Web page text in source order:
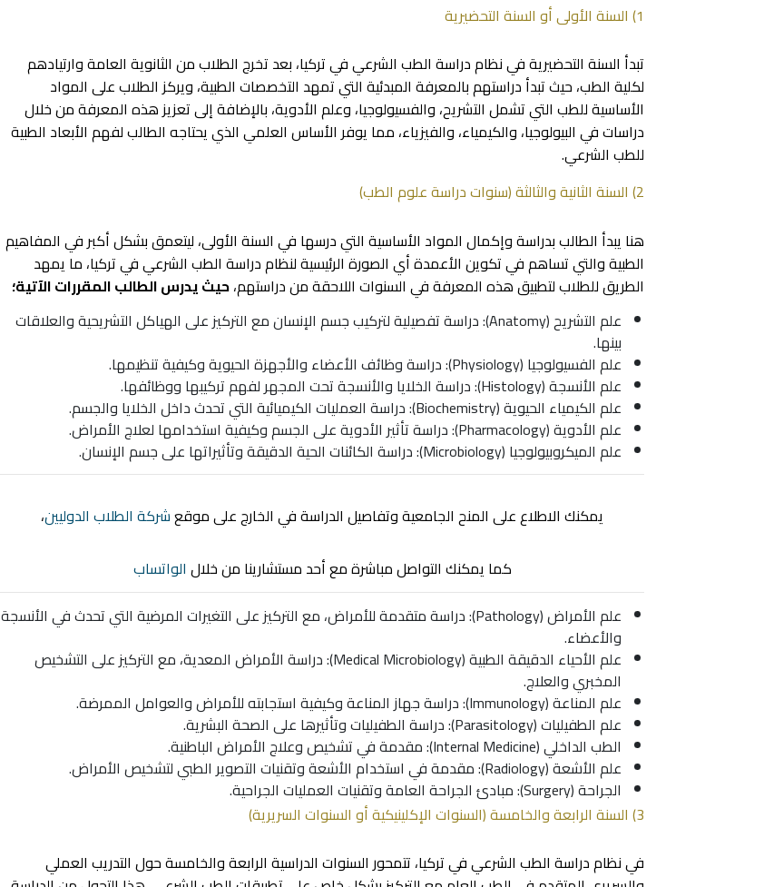
1) السنة الأولى أو السنة التحضيرية
تبدأ السنة التحضيرية في نظام دراسة الطب الشرعي في تركيا، بعد تخرج الطلاب من الثانوية العامة وارتيادهم
لكلية الطب، حيث تبدأ دراستهم بالمعرفة المبدئية التي تمهد التخصصات الطبية، ويركز الطلاب على المواد
الأساسية للطب التي تشمل التشريح، والفسيولوجيا، وعلم الأدوية، بالإضافة إلى تعزيز هذه المعرفة من خلال
دراسات في البيولوجيا، والكيمياء، والفيزياء، مما يوفر الأساس العلمي الذي يحتاجه الطالب لفهم الأبعاد الطبية
للطب الشرعي.
2) السنة الثانية والثالثة (سنوات دراسة علوم الطب)
هنا يبدأ الطالب بدراسة وإكمال المواد الأساسية التي درسها في السنة الأولى، ليتعمق بشكل أكبر في المفاهيم
الطبية والتي تساهم في تكوين الأعمدة أي الصورة الرئيسية لنظام دراسة الطب الشرعي في تركيا، ما يمهد
الطريق للطلاب لتطبيق هذه المعرفة في السنوات اللاحقة من دراستهم،حيث يدرس الطالب المقررات الآتية؛
علم التشريح (Anatomy): دراسة تفصيلية لتركيب جسم الإنسان مع التركيز على الهياكل التشريحية والعلاقات
بينها.
علم الفسيولوجيا (Physiology): دراسة وظائف الأعضاء والأجهزة الحيوية وكيفية تنظيمها.
علم الأنسجة (Histology): دراسة الخلايا والأنسجة تحت المجهر لفهم تركيبها ووظائفها.
علم الكيمياء الحيوية (Biochemistry): دراسة العمليات الكيميائية التي تحدث داخل الخلايا والجسم.
علم الأدوية (Pharmacology): دراسة تأثير الأدوية على الجسم وكيفية استخدامها لعلاج الأمراض.
علم الميكروبيولوجيا (Microbiology): دراسة الكائنات الحية الدقيقة وتأثيراتها على جسم الإنسان.
يمكنك الاطلاع على المنح الجامعية وتفاصيل الدراسة في الخارج على موقعشركة الطلاب الدوليين،
كما يمكنك التواصل مباشرة مع أحد مستشارينا من خلال الواتساب
علم الأمراض (Pathology): دراسة متقدمة للأمراض، مع التركيز على التغيرات المرضية التي تحدث في الأنسجة
والأعضاء.
علم الأحياء الدقيقة الطبية (Medical Microbiology): دراسة الأمراض المعدية، مع التركيز على التشخيص
المخبري والعلاج.
علم المناعة (Immunology): دراسة جهاز المناعة وكيفية استجابته للأمراض والعوامل الممرضة.
علم الطفيليات (Parasitology): دراسة الطفيليات وتأثيرها على الصحة البشرية.
الطب الداخلي (Internal Medicine): مقدمة في تشخيص وعلاج الأمراض الباطنية.
علم الأشعة (Radiology): مقدمة في استخدام الأشعة وتقنيات التصوير الطبي لتشخيص الأمراض.
الجراحة (Surgery): مبادئ الجراحة العامة وتقنيات العمليات الجراحية.
3) السنة الرابعة والخامسة (السنوات الإكلينيكية أو السنوات السريرية)
في نظام دراسة الطب الشرعي في تركيا، تتمحور السنوات الدراسية الرابعة والخامسة حول التدريب العملي